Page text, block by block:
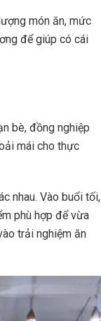
món ăn, mức
để giúp có cái
bè, đồng nghiệp
mái cho thực
nhau. Vào buổi tối,
phù hợp để vừa
trải nghiệm ăn